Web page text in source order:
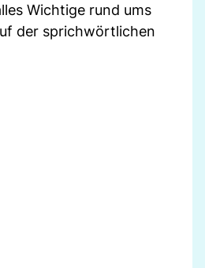
Wichtige rund ums
der sprichwörtlichen